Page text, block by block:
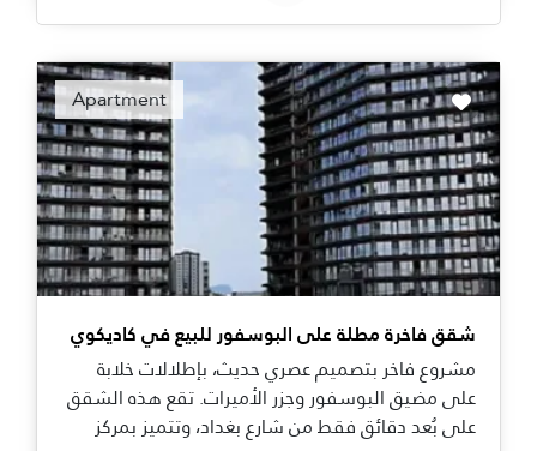
Apartment
شقق فاخرة مطلة على البوسفور للبيع في كاديكوي
مشروع فاخر بتصميم عصري حديث، بإطلالات خلابة
على مضيق البوسفور وجزر الأميرات. تقع هذه الشقق
على بُعد دقائق فقط من شارع بغداد، وتتميز بمركز